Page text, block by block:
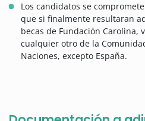
Los candidatos se
que si finalmente resultaran
becas de Fundación Carolina,
cualquier otro de la
Naciones, excepto España.